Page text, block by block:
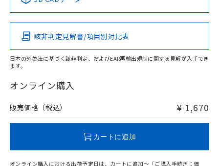
Pb Hg Cd Cr(VI)
O
在庫等で未対応品が混在する可能性があります。
問い合わせください。
該非判定見解書/項目別対比表
日本の外為法に基づく該非判定、およびEAR再輸出規制に関する見解が入手でき
ます。
オンライン購入
販売価格（税込） ¥ 1,670
カートに追加
オンライン購入における出荷予定日は、カートに追加～「ご購入手続き：価